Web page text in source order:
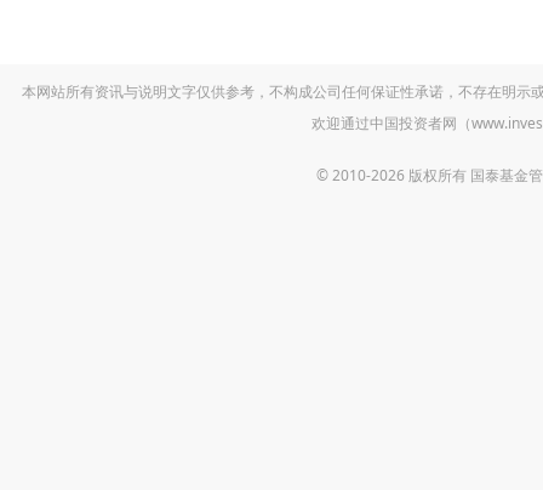
本网站所有资讯与说明文字仅供参考，不构成公司任何保证性承诺，不存在明
欢迎通过中国投资者网（
© 2010-2026 版权所有 国泰基金